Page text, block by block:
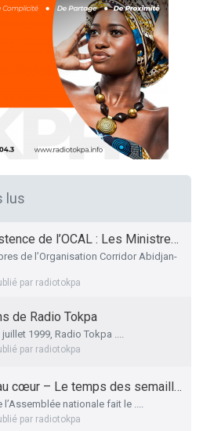
lus
des Infrastructures et Transports et de la Santé présentent le bilan et les Perspectives
de l’Organisation Corridor Abidjan-
par radiotokpa
de Radio Tokpa
1999, Radio Tokpa ....
par radiotokpa
« La liberté au cœur – Le temps des semailles », l’essai autobiographique de Me Adrien HOUNGBEDJI rendu public
nationale fait le ....
par radiotokpa